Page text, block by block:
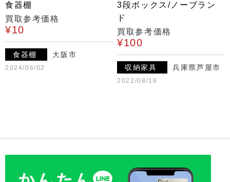
食器棚
買取参考価格
¥10
食器棚 大阪市
2024/06/02
3段ボックス/ノーブラン
ド
買取参考価格
¥100
収納家具 兵庫県芦屋市
2022/08/16